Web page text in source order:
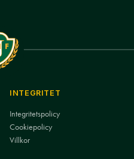
INTEGRITET
Integritetspolicy
Cookiepolicy
Villkor